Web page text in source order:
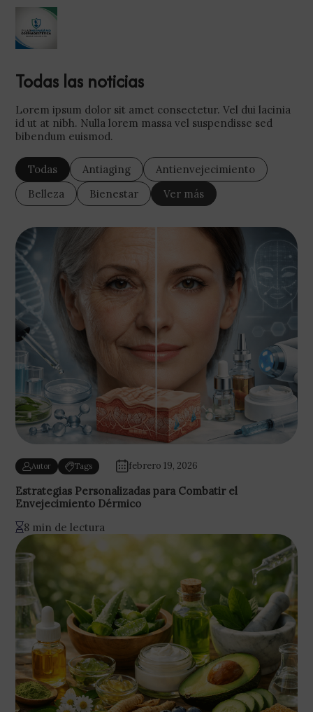
Todas las noticias
Lorem ipsum dolor sit amet consectetur. Vel dui lacinia
id ut at nibh. Nulla lorem massa vel suspendisse sed
bibendum euismod.
Todas Antiaging
Antienvejecimiento
Belleza
Bienestar Ver más
Autor Tags febrero 19, 2026
Estrategias Personalizadas para Combatir el
Envejecimiento Dérmico
8 min de lectura